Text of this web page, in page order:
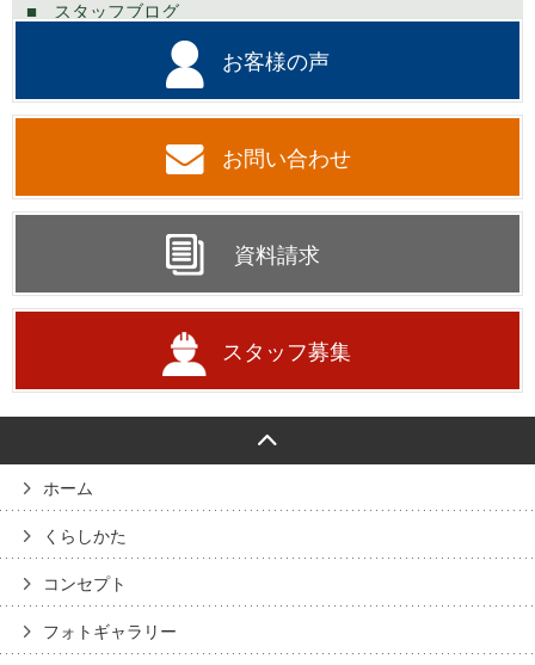
スタッフブログ
お客様の声
お問い合わせ
資料請求
スタッフ募集
ホーム
くらしかた
コンセプト
フォトギャラリー